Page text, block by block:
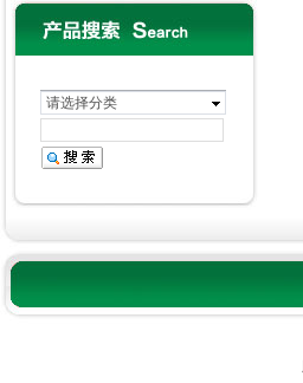
请选择分类